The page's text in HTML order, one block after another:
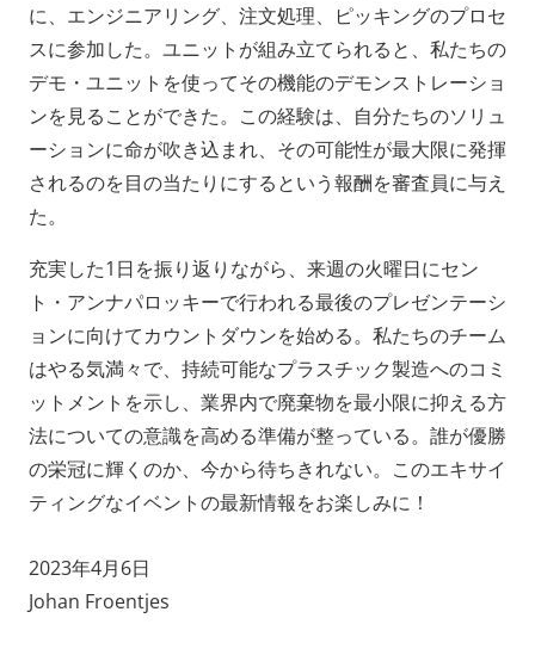
に、エンジニアリング、注文処理、ピッキングのプロセ
スに参加した。ユニットが組み立てられると、私たちの
デモ・ユニットを使ってその機能のデモンストレーショ
ンを見ることができた。この経験は、自分たちのソリュ
ーションに命が吹き込まれ、その可能性が最大限に発揮
されるのを目の当たりにするという報酬を審査員に与え
た。
充実した1日を振り返りながら、来週の火曜日にセン
ト・アンナパロッキーで行われる最後のプレゼンテーシ
ョンに向けてカウントダウンを始める。私たちのチーム
はやる気満々で、持続可能なプラスチック製造へのコミ
ットメントを示し、業界内で廃棄物を最小限に抑える方
法についての意識を高める準備が整っている。誰が優勝
の栄冠に輝くのか、今から待ちきれない。このエキサイ
ティングなイベントの最新情報をお楽しみに！
2023年4月6日
Johan Froentjes